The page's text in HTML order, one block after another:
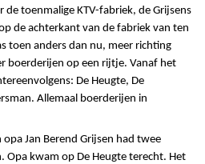
de toenmalige KTV-fabriek, de Grijsens
de achterkant van de fabriek van ten
toen anders dan nu, meer richting
boerderijen op een rijtje. Vanaf het
De Heugte, De
Allemaal boerderijen in
Jan Berend Grijsen had twee
Opa kwam op De Heugte terecht. Het